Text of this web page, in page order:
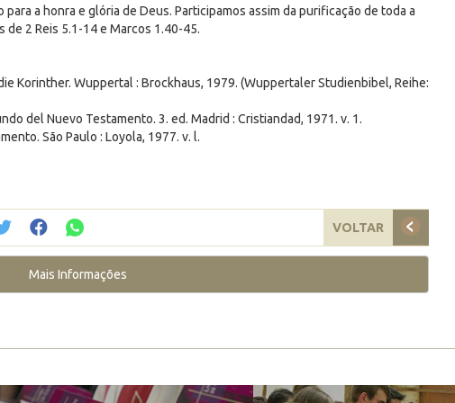
a honra e glória de Deus. Participamos assim da purificação de toda a
2 Reis 5.1-14 e Marcos 1.40-45.
Korinther. Wuppertal : Brockhaus, 1979. (Wuppertaler Studienbibel, Reihe:
del Nuevo Testamento. 3. ed. Madrid : Cristiandad, 1971. v. 1.
São Paulo : Loyola, 1977. v. l.
VOLTAR
Mais Informações